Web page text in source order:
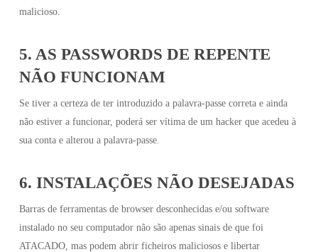
malicioso.
5. AS PASSWORDS DE REPENTE
NÃO FUNCIONAM
Se tiver a certeza de ter introduzido a palavra-passe correta e ainda
não estiver a funcionar, poderá ser vítima de um hacker que acedeu à
sua conta e alterou a palavra-passe.
6. INSTALAÇÕES NÃO DESEJADAS
Barras de ferramentas de browser desconhecidas e/ou software
instalado no seu computador não são apenas sinais de que foi
ATACADO, mas podem abrir ficheiros maliciosos e libertar